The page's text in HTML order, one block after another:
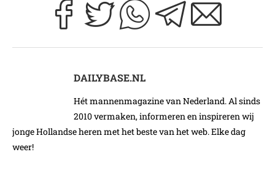
DAILYBASE.NL
Hét mannenmagazine van Nederland. Al sinds
2010 vermaken, informeren en inspireren wij
jonge Hollandse heren met het beste van het web. Elke dag
weer!